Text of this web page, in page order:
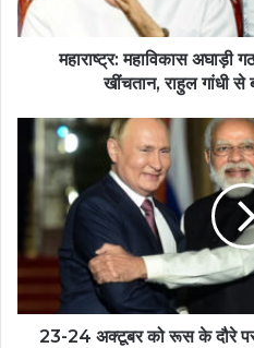
महाराष्ट्र: महाविकास अघाड़ी
खींचतान, राहुल गांधी
23-24 अक्टूबर को रूस के दौरे पर